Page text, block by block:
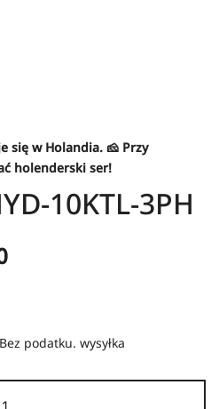
się w Holandia. 🧀 Przy
holenderski ser!
10KTL-3PH
Aktualna
podatku. wysyłka